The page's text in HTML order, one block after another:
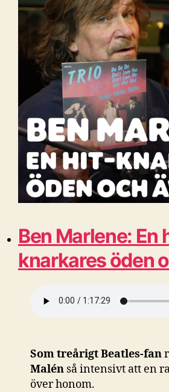
Ben Marlene: En
knarkares öden
Som treårigt Beatles-fan
Malén så intensivt att en
över honom.